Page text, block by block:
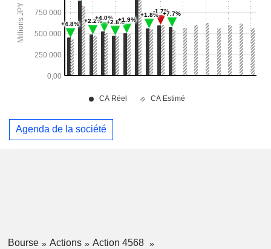
Agenda de la société
Bourse Actions
Action 4568